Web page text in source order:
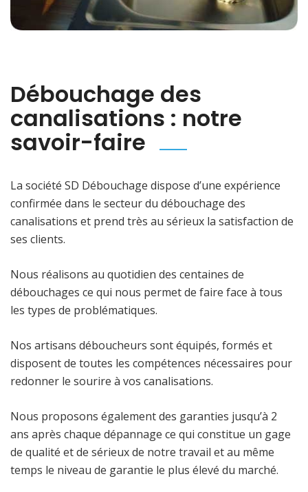
Débouchage des
canalisations : notre
savoir-faire
La société SD Débouchage dispose d’une expérience
confirmée dans le secteur du débouchage des
canalisations et prend très au sérieux la satisfaction de
ses clients.
Nous réalisons au quotidien des centaines de
débouchages ce qui nous permet de faire face à tous
les types de problématiques.
Nos artisans déboucheurs sont équipés, formés et
disposent de toutes les compétences nécessaires pour
redonner le sourire à vos canalisations.
Nous proposons également des garanties jusqu’à 2
ans après chaque dépannage ce qui constitue un gage
de qualité et de sérieux de notre travail et au même
temps le niveau de garantie le plus élevé du marché.